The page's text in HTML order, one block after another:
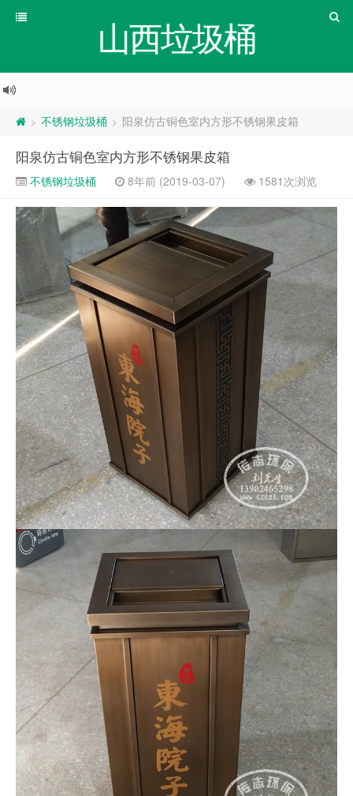
山西垃圾桶
> 不锈钢垃圾桶 > 阳泉仿古铜色室内方形不锈钢果皮箱
阳泉仿古铜色室内方形不锈钢果皮箱
不锈钢垃圾桶 8年前 (2019-03-07) 1581次浏览